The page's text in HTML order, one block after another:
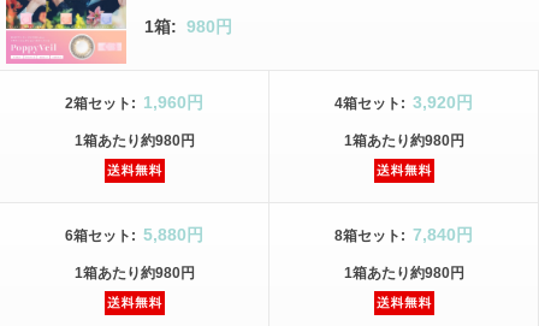
1箱: 980円
2箱セット : 1,960円
1箱あたり約980円
4箱セット : 3,920円
1箱あたり約980円
6箱セット : 5,880円
1箱あたり約980円
8箱セット : 7,840円
1箱あたり約980円